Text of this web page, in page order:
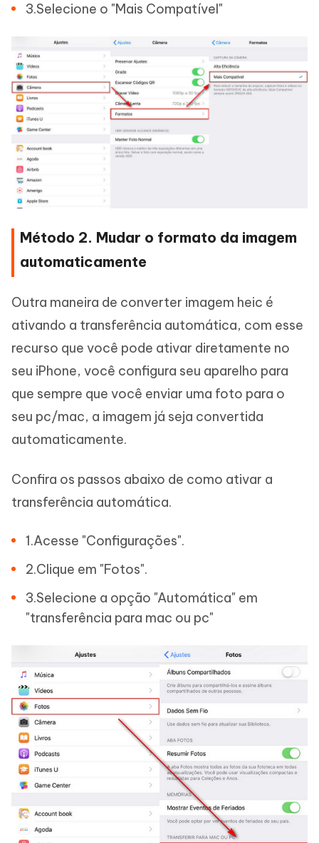
3.Selecione o "Mais Compatível"
Método 2. Mudar o formato da imagem
automaticamente
Outra maneira de converter imagem heic é
ativando a transferência automática, com esse
recurso que você pode ativar diretamente no
seu iPhone, você configura seu aparelho para
que sempre que você enviar uma foto para o
seu pc/mac, a imagem já seja convertida
automaticamente.
Confira os passos abaixo de como ativar a
transferência automática.
1.Acesse "Configurações".
2.Clique em "Fotos".
3.Selecione a opção "Automática" em
"transferência para mac ou pc"